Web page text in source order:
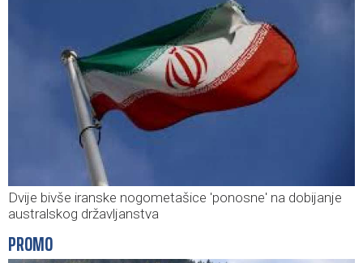
Dvije bivše iranske nogometašice 'ponosne' na dobijanje
australskog državljanstva
PROMO